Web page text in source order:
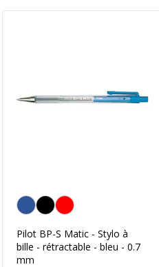
Bleu
Pilot BP-S Matic - Stylo à
bille - rétractable - bleu - 0.7
mm